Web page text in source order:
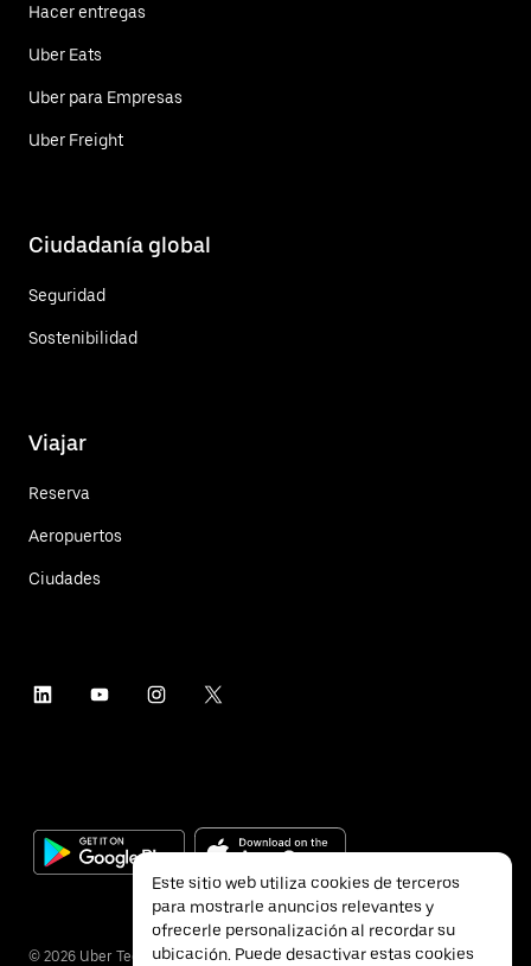
Hacer entregas
Uber Eats
Uber para Empresas
Uber Freight
Ciudadanía global
Seguridad
Sostenibilidad
Viajar
Reserva
Aeropuertos
Ciudades
© 2026 Uber Technologies Inc.
Este sitio web utiliza cookies de terceros
para mostrarle anuncios relevantes y
ofrecerle personalización al recordar su
ubicación. Puede desactivar estas cookies